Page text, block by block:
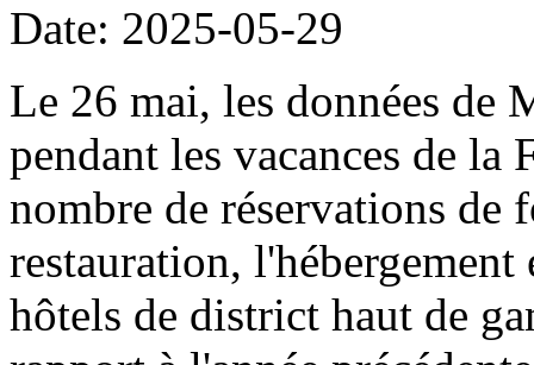
Date: 2025-05-29
Le 26 mai, les données de
pendant les vacances de la
nombre de réservations
restauration, l'hébergement
hôtels de district haut de